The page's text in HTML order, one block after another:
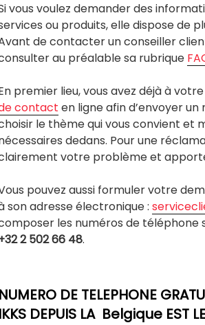
vous voulez demander des
ou produits, elle dispose de
de contacter un conseiller
au préalable sa rubrique
premier lieu, vous avez déjà à
contact en ligne afin d’envoyer un
le thème qui vous convient et
dedans. Pour une
votre problème et
pouvez aussi formuler votre
son adresse électronique :
les numéros de téléphone
2 502 66 48.
NUMERO DE TELEPHONE
IKKS DEPUIS LA Belgique EST